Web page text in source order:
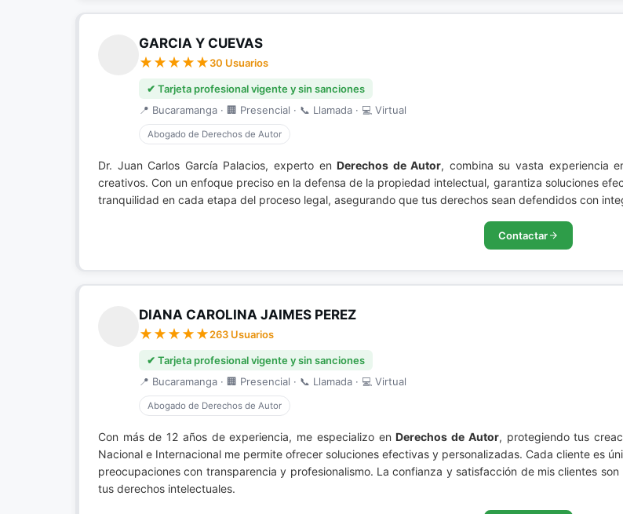
GARCIA Y CUEVAS
30 Usuarios
✔ Tarjeta profesional vigente y sin sanciones
📍 Bucaramanga · 🏢 Presencial · 📞 Llamada · 💻 Virtual
Abogado de Derechos de Autor
Dr. Juan Carlos García Palacios, experto enDerechos de Autor, combina su vasta experiencia
creativos. Con un enfoque preciso en la defensa de la propiedad intelectual, garantiza soluciones
tranquilidad en cada etapa del proceso legal, asegurando que tus derechos sean defendidos con
Contactar
DIANA CAROLINA JAIMES PEREZ
263 Usuarios
✔ Tarjeta profesional vigente y sin sanciones
📍 Bucaramanga · 🏢 Presencial · 📞 Llamada · 💻 Virtual
Abogado de Derechos de Autor
Con más de 12 años de experiencia, me especializo enDerechos de Autor, protegiendo tus
Nacional e Internacional me permite ofrecer soluciones efectivas y personalizadas. Cada cliente es
preocupaciones con transparencia y profesionalismo. La confianza y satisfacción de mis clientes
tus derechos intelectuales.